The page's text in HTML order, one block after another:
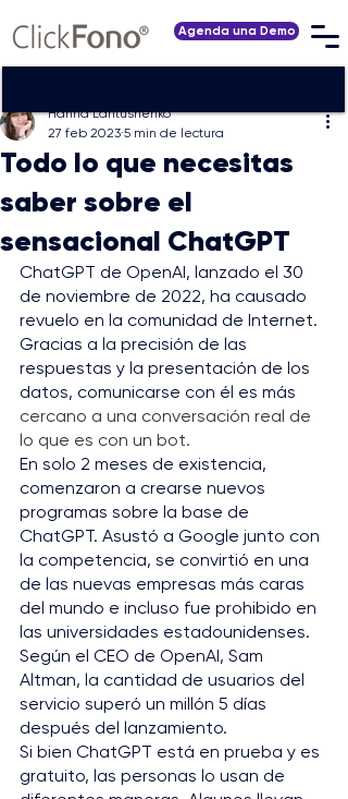
Agenda una Demo
Todo lo que necesitas
saber sobre el
sensacional ChatGPT
Hanna Lantushenko
27 feb 2023 5 min de lectura
ChatGPT de OpenAI, lanzado el 30
de noviembre de 2022, ha causado
revuelo en la comunidad de Internet.
Gracias a la precisión de las
respuestas y la presentación de los
datos, comunicarse con él es más
cercano a una conversación real de
lo que es con un bot.
En solo 2 meses de existencia,
comenzaron a crearse nuevos
programas sobre la base de
ChatGPT. Asustó a Google junto con
la competencia, se convirtió en una
de las nuevas empresas más caras
del mundo e incluso fue prohibido en
las universidades estadounidenses.
Según el CEO de OpenAI, Sam
Altman, la cantidad de usuarios del
servicio superó un millón 5 días
después del lanzamiento.
Si bien ChatGPT está en prueba y es
gratuito, las personas lo usan de